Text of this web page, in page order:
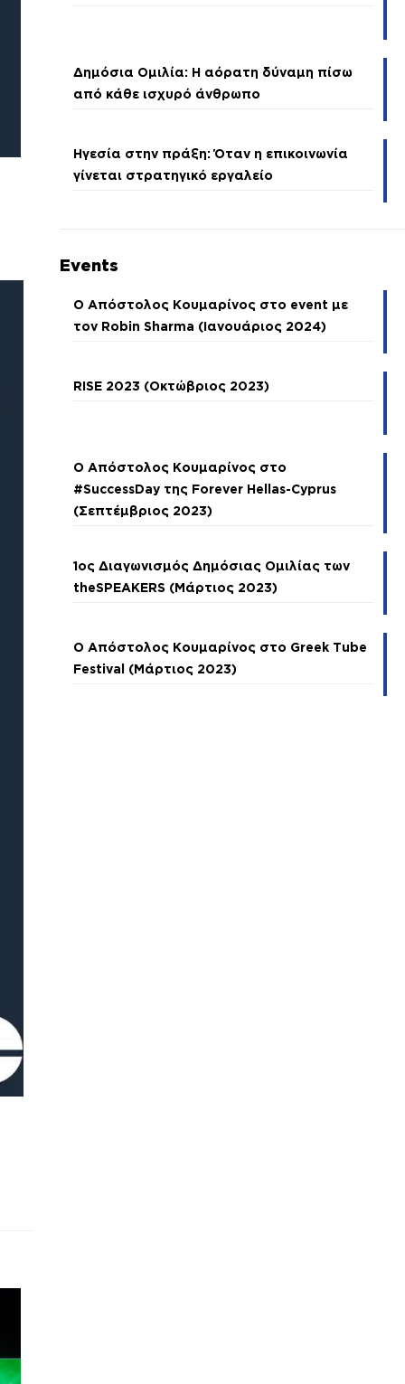
Δημόσια Ομιλία: Η αόρατη δύναμη πίσω
από κάθε ισχυρό άνθρωπο
Ηγεσία στην πράξη: Όταν η επικοινωνία
γίνεται στρατηγικό εργαλείο
Events
Ο Απόστολος Κουμαρίνος στο event με
τον Robin Sharma (Ιανουάριος 2024)
RISE 2023 (Οκτώβριος 2023)
Ο Απόστολος Κουμαρίνος στο
#SuccessDay της Forever Hellas-Cyprus
(Σεπτέμβριος 2023)
1ος Διαγωνισμός Δημόσιας Ομιλίας των
theSPEAKERS (Μάρτιος 2023)
Ο Απόστολος Κουμαρίνος στο Greek Tube
Festival (Μάρτιος 2023)